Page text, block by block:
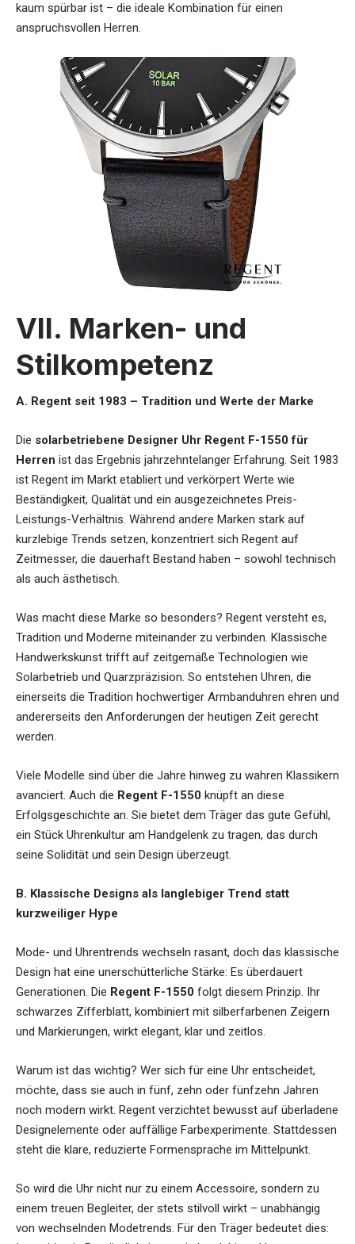
kaum spürbar ist – die ideale Kombination für einen
anspruchsvollen Herren.
VII. Marken- und
Stilkompetenz
A. Regent seit 1983 – Tradition und Werte der Marke
Die solarbetriebene Designer Uhr Regent F-1550 für
Herren ist das Ergebnis jahrzehntelanger Erfahrung. Seit 1983
ist Regent im Markt etabliert und verkörpert Werte wie
Beständigkeit, Qualität und ein ausgezeichnetes Preis-
Leistungs-Verhältnis. Während andere Marken stark auf
kurzlebige Trends setzen, konzentriert sich Regent auf
Zeitmesser, die dauerhaft Bestand haben – sowohl technisch
als auch ästhetisch.
Was macht diese Marke so besonders? Regent versteht es,
Tradition und Moderne miteinander zu verbinden. Klassische
Handwerkskunst trifft auf zeitgemäße Technologien wie
Solarbetrieb und Quarzpräzision. So entstehen Uhren, die
einerseits die Tradition hochwertiger Armbanduhren ehren und
andererseits den Anforderungen der heutigen Zeit gerecht
werden.
Viele Modelle sind über die Jahre hinweg zu wahren Klassikern
avanciert. Auch die Regent F-1550 knüpft an diese
Erfolgsgeschichte an. Sie bietet dem Träger das gute Gefühl,
ein Stück Uhrenkultur am Handgelenk zu tragen, das durch
seine Solidität und sein Design überzeugt.
B. Klassische Designs als langlebiger Trend statt
kurzweiliger Hype
Mode- und Uhrentrends wechseln rasant, doch das klassische
Design hat eine unerschütterliche Stärke: Es überdauert
Generationen. Die Regent F-1550 folgt diesem Prinzip. Ihr
schwarzes Zifferblatt, kombiniert mit silberfarbenen Zeigern
und Markierungen, wirkt elegant, klar und zeitlos.
Warum ist das wichtig? Wer sich für eine Uhr entscheidet,
möchte, dass sie auch in fünf, zehn oder fünfzehn Jahren
noch modern wirkt. Regent verzichtet bewusst auf überladene
Designelemente oder auffällige Farbexperimente. Stattdessen
steht die klare, reduzierte Formensprache im Mittelpunkt.
So wird die Uhr nicht nur zu einem Accessoire, sondern zu
einem treuen Begleiter, der stets stilvoll wirkt – unabhängig
von wechselnden Modetrends. Für den Träger bedeutet dies: